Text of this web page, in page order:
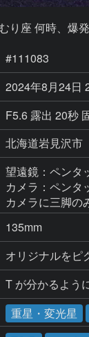
り座 何時、爆
#111083
2024年8月24日
F5.6 露出 20秒
北海道岩見沢市
望遠鏡：ペンタ
カメラ：ペンタ
カメラに三脚の
135mm
オリジナルをピ
T が分かるよう
重星・変光星